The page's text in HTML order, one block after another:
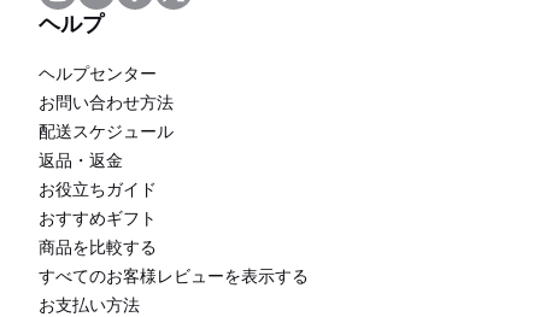
ヘルプ
ヘルプセンター
お問い合わせ方法
配送スケジュール
返品・返金
お役立ちガイド
おすすめギフト
商品を比較する
すべてのお客様レビューを表示する
お支払い方法